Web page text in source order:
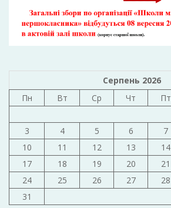
Серпень 2026
Пн
Вт Ср Чт Пт
3
4 5 6 7
10
11 12 13 14
17
18 19 20 21
24
25 26 27 28
31